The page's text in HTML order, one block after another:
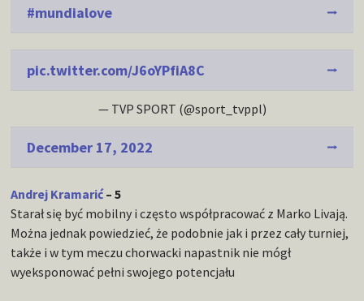
#mundialove
pic.twitter.com/J6oYPfiA8C
— TVP SPORT (@sport_tvppl)
December 17, 2022
Andrej Kramarić– 5
Starał się być mobilny i często współpracować z Marko Livają.
Można jednak powiedzieć, że podobnie jak i przez cały turniej,
także i w tym meczu chorwacki napastnik nie mógł
wyeksponować pełni swojego potencjału